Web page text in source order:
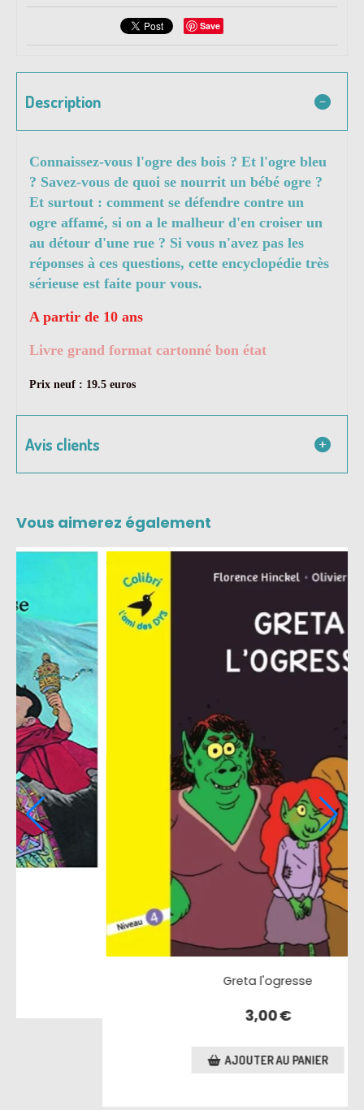
Save
Description
Connaissez-vous l'ogre des bois ? Et l'ogre bleu
? Savez-vous de quoi se nourrit un bébé ogre ?
Et surtout : comment se défendre contre un
ogre affamé, si on a le malheur d'en croiser un
au détour d'une rue ? Si vous n'avez pas les
réponses à ces questions, cette encyclopédie très
sérieuse est faite pour vous.
A partir de 10 ans
Livre grand format cartonné bon état
Prix neuf : 19.5 euros
Avis clients
Vous aimerez également
L'ogre qui avait peur des enfants
3,50 €
AJOUTER AU PANIER